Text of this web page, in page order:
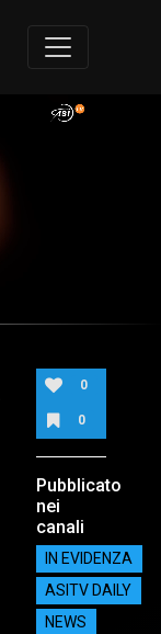
0
0
Pubblicato
nei
canali
IN EVIDENZA
ASITV DAILY
NEWS